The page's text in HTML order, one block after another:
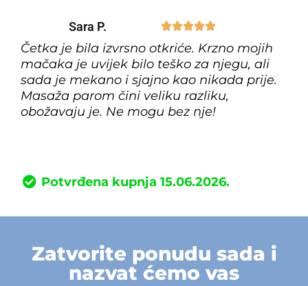
Sara P. 
Četka je bila izvrsno otkriće. Krzno mojih
mačaka je uvijek bilo teško za njegu, ali
sada je mekano i sjajno kao nikada prije.
Masaža parom čini veliku razliku,
obožavaju je. Ne mogu bez nje!
Potvrđena kupnja 15.06.2026.
Zatvorite ponudu sada i
nazvat ćemo vas